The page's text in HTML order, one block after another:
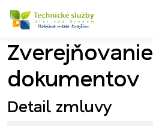
Preskočiť na obsah
Preskočiť na hlavné menu
Zverejňovanie
dokumentov
Detail zmluvy